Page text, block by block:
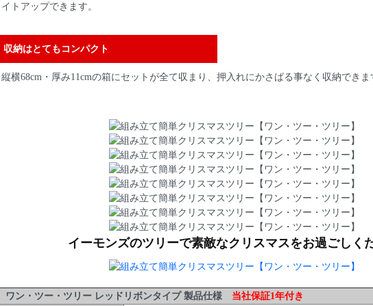
イトアップできます。
収納はとてもコンパクト
縦横68cm・厚み11cmの箱にセットが全て収まり、押入れにかさばる事なく収納できま
イーモンズのツリーで素敵なクリスマスをお過ごしく
ワン・ツー・ツリー レッドリボンタイプ 製品仕様 当社保証1年付き